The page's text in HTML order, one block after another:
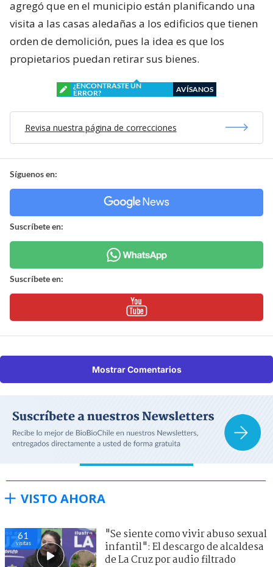
agregó que en el municipio están planificando una
visita a las casas aledañas a los edificios que tienen
orden de demolición, pues la idea es que los
propietarios puedan retirar sus bienes.
¿ENCONTRASTE UN
ERROR?
AVÍSANOS
Revisa nuestra página de correcciones
Síguenos en:
Suscríbete en:
Suscríbete en:
Mostrar Comentarios
VISTO AHORA
61
visitas
"Se siente como vivir abuso sexual
infantil": El descargo de alcaldesa
de La Cruz por audio filtrado